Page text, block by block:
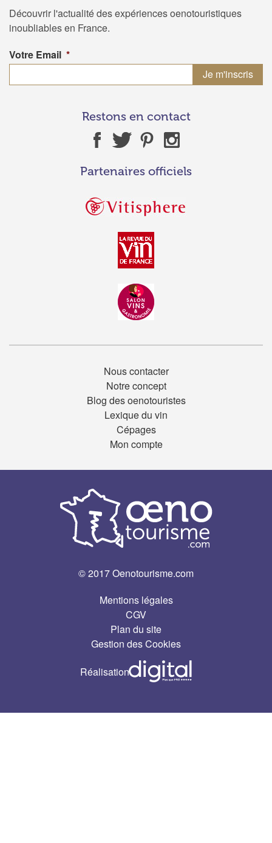
Découvrir l'actualité des expériences oenotouristiques
inoubliables en France.
Votre Email *
Restons en contact
Partenaires officiels
Nous contacter
Notre concept
Blog des oenotouristes
Lexique du vin
Cépages
Mon compte
© 2017 Oenotourisme.com
Réalisation
Mentions légales
CGV
Plan du site
Gestion des Cookies